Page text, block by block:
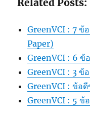
Related Posts:
GreenVCI : 7 ข้
Paper)
GreenVCI : 6 ข้
GreenVCI : 3 ข้
GreenVCI : ข้อ
GreenVCI : 5 ข้